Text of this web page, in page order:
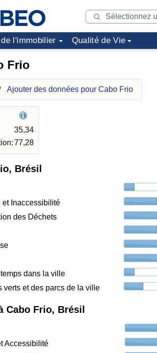
l'immobilier Qualité de Vie
Frio
Ajouter des données pour Cabo Frio
35,34
77,28
Brésil
et Inaccessibilité
des Déchets
dans la ville
verts et des parcs de la ville
Cabo Frio, Brésil
Accessibilité